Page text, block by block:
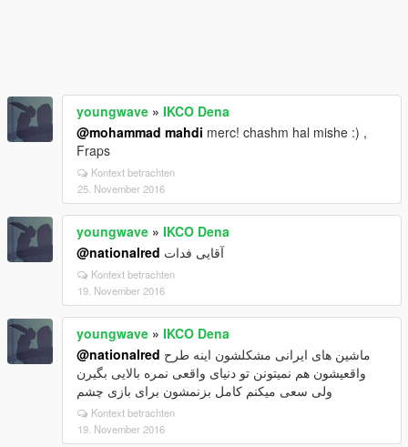
youngwave » IKCO Dena
@mohammad mahdi merc! chashm hal mishe :) ,
Fraps
Kontext betrachten
25. November 2016
youngwave » IKCO Dena
@nationalred آقایی فدات
Kontext betrachten
19. November 2016
youngwave » IKCO Dena
@nationalred
واقعیشون هم نمیتونن تو دنیای واقعی نمره بالایی بگیرن
ولی سعی میکنم کامل بزنمشون برای بازی چشم
Kontext betrachten
19. November 2016